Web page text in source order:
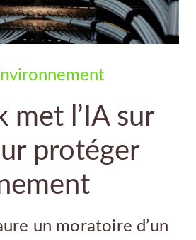
met l’IA sur
protéger
un moratoire d’un